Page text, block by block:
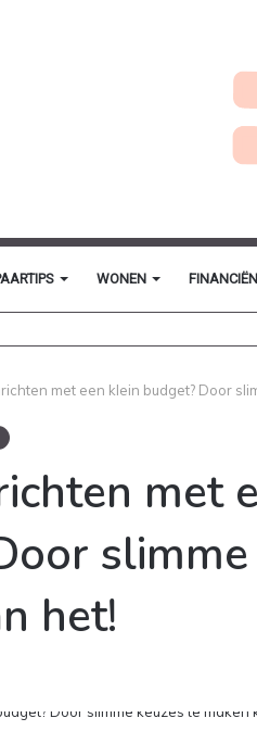
WONEN FINANCIËN
met een klein budget? Door
met
het!